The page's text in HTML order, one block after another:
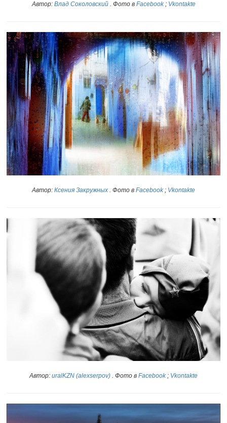
Автор: Влад Соколовский . Фото в Facebook; Vkontakte
Автор: Ксения Закружных . Фото в Facebook ; Vkontakte
Автор: uralKZN (alexserpov) . Фото в Facebook ; Vkontakte